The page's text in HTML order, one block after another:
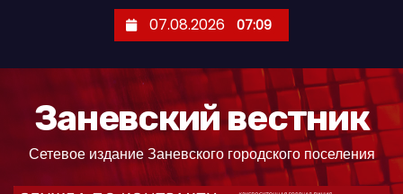
07.08.2026 07:09
Заневский вестник
Сетевое издание Заневского городского поселения